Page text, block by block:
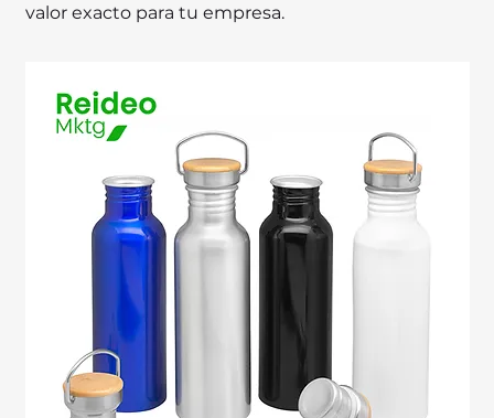
valor exacto para tu empresa.